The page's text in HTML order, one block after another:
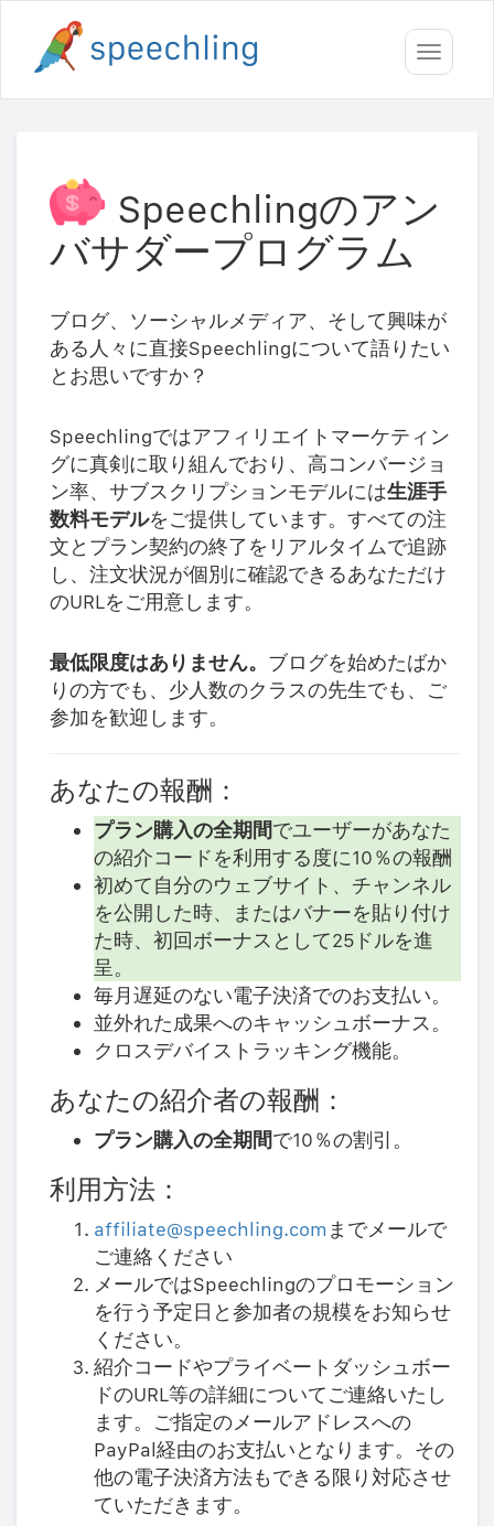
Toggle
Speechlingのアン
バサダープログラム
ブログ、ソーシャルメディア、そして興味が
ある人々に直接Speechlingについて語りたい
とお思いですか？
Speechlingではアフィリエイトマーケティン
グに真剣に取り組んでおり、高コンバージョ
ン率、サブスクリプションモデルには生涯手
数料モデルをご提供しています。すべての注
文とプラン契約の終了をリアルタイムで追跡
し、注文状況が個別に確認できるあなただけ
のURLをご用意します。
最低限度はありません。 ブログを始めたばか
りの方でも、少人数のクラスの先生でも、ご
参加を歓迎します。
あなたの報酬：
プラン購入の全期間でユーザーがあなた
の紹介コードを利用する度に10％の報酬
初めて自分のウェブサイト、チャンネル
を公開した時、またはバナーを貼り付け
た時、初回ボーナスとして25ドルを進
呈。
毎月遅延のない電子決済でのお支払い。
並外れた成果へのキャッシュボーナス。
クロスデバイストラッキング機能。
あなたの紹介者の報酬：
プラン購入の全期間で10％の割引。
利用方法：
affiliate@speechling.com までメールで
ご連絡ください
メールではSpeechlingのプロモーション
を行う予定日と参加者の規模をお知らせ
ください。
紹介コードやプライベートダッシュボー
ドのURL等の詳細についてご連絡いたし
ます。ご指定のメールアドレスへの
PayPal経由のお支払いとなります。その
他の電子決済方法もできる限り対応させ
ていただきます。